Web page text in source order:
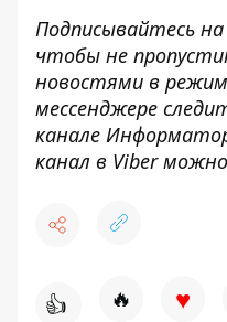
Подписывайтесь
чтобы не
новостями в
мессенджере
канале
канал в Viber можно
👍 🔥 ♥